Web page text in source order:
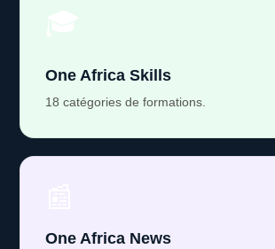
One Africa Skills
18 catégories de formations.
One Africa News